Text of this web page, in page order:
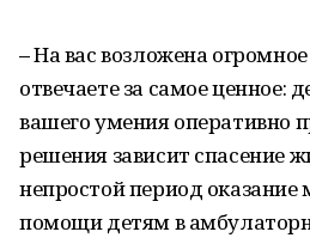
–На вас возложена
отвечаете за самое ценное:
вашего умения оперативно
решения зависит спасение
непростой период
помощи детям в